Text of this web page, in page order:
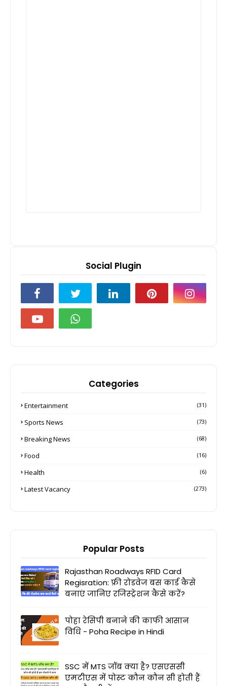
Social Plugin
Categories
Entertainment (31)
Sports News (73)
Breaking News (68)
Food (16)
Health (6)
Latest Vacancy (273)
Popular Posts
Rajasthan Roadways RFID Card
Regisration: फ्री रोडवेज बस कार्ड कैसे
बनाएं जानिए रजिस्ट्रेशन कैसे करें?
पोहा रेसिपी बनाने की काफी आसान
विधि - Poha Recipe in Hindi
SSC में MTS जॉब क्या है? एसएससी
एमटीएस में पोस्ट कौन कौन सी होती हैं